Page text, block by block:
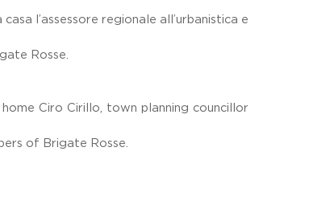
l’assessore regionale all’urbanistica e
Rosse.
Ciro Cirillo, town planning councillor
of Brigate Rosse.